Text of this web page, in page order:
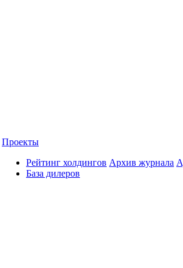
Проекты
Рейтинг холдингов
База дилеров
Архив журнала